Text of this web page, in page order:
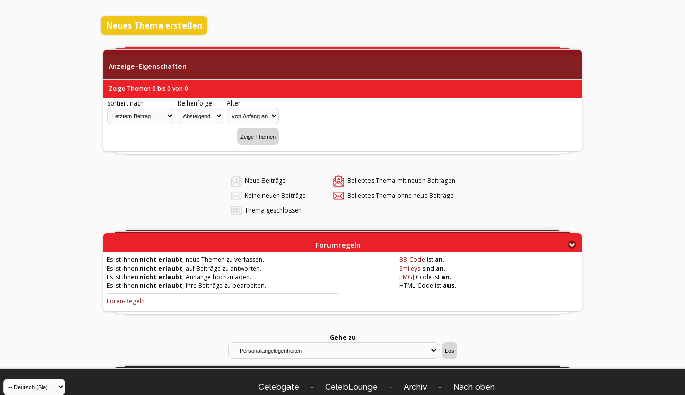
Neues Thema erstellen
Anzeige-Eigenschaften
Zeige Themen 0 bis 0 von 0
Sortiert nach
Reihenfolge Alter
Neue Beiträge
Beliebtes Thema mit neuen Beiträgen
Keine neuen Beiträge
Beliebtes Thema ohne neue Beiträge
Thema geschlossen
Forumregeln
Es ist Ihnen nicht erlaubt, neue Themen zu verfassen.
Es ist Ihnen nicht erlaubt, auf Beiträge zu antworten.
Es ist Ihnen nicht erlaubt, Anhänge hochzuladen.
Es ist Ihnen nicht erlaubt, Ihre Beiträge zu bearbeiten.
Foren-Regeln
BB-Code ist an.
Smileys sind an.
[IMG] Code ist an.
HTML-Code ist aus.
Gehe zu
Celebgate - CelebLounge - Archiv - Nach oben